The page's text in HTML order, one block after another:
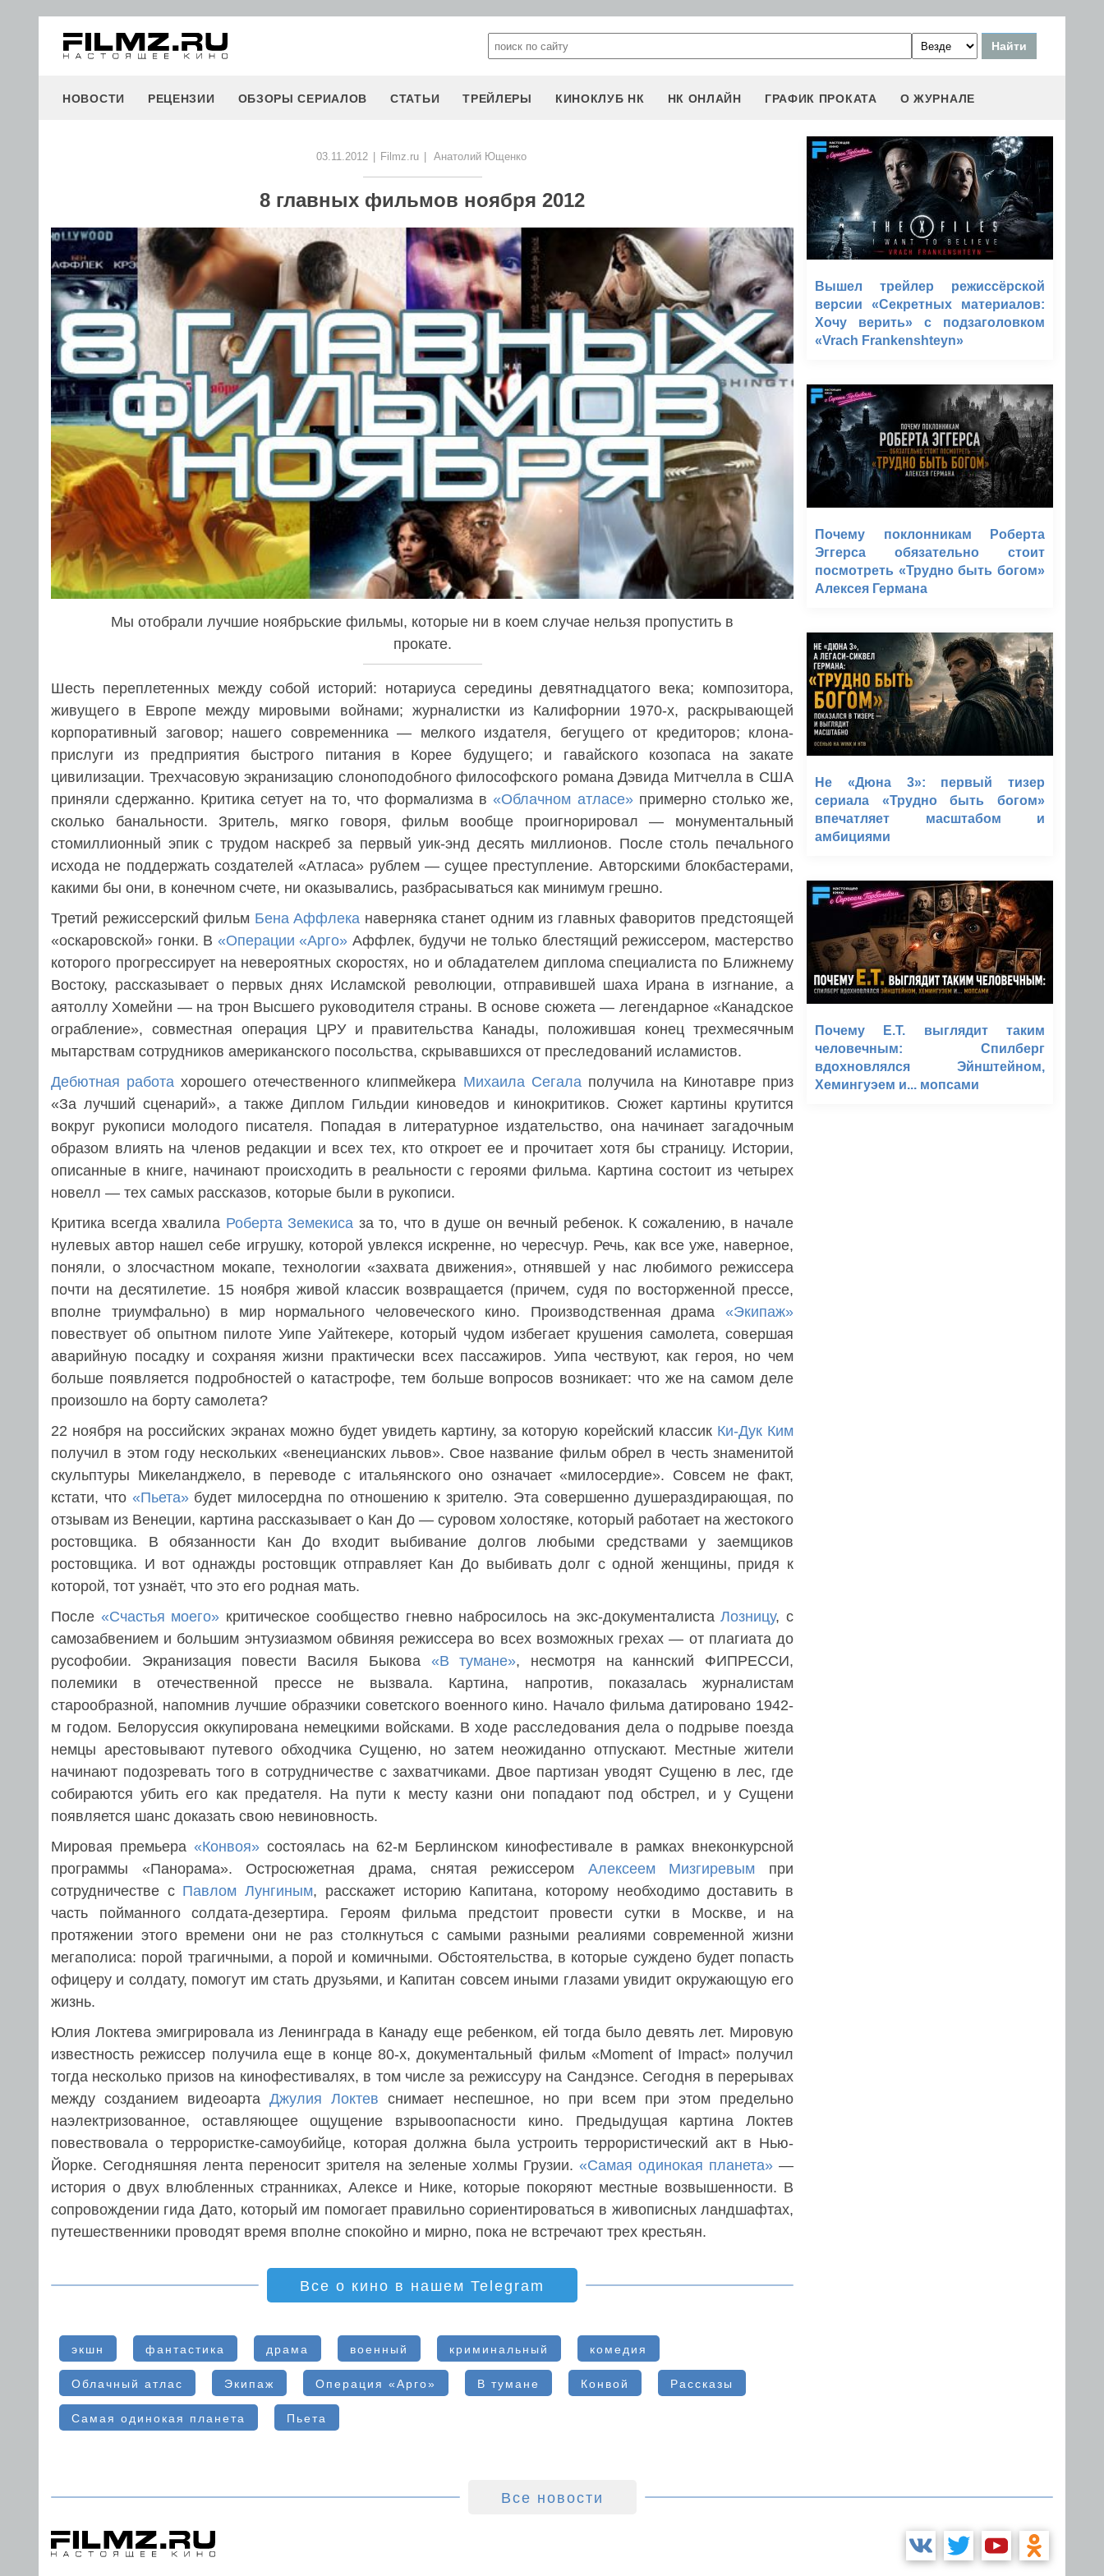
НОВОСТИ РЕЦЕНЗИИ ОБЗОРЫ СЕРИАЛОВ СТАТЬИ ТРЕЙЛЕРЫ КИНОКЛУБ НК НК ОНЛАЙН ГРАФИК ПРОКАТА О ЖУРНАЛЕ
03.11.2012 Filmz.ru Анатолий Ющенко
8 главных фильмов ноября 2012
Мы отобрали лучшие ноябрьские фильмы, которые ни в коем случае нельзя пропустить в
прокате.
Шесть переплетенных между собой историй: нотариуса середины девятнадцатого века; композитора,
живущего в Европе между мировыми войнами; журналистки из Калифорнии 1970-х, раскрывающей
корпоративный заговор; нашего современника — мелкого издателя, бегущего от кредиторов; клона-
прислуги из предприятия быстрого питания в Корее будущего; и гавайского козопаса на закате
цивилизации. Трехчасовую экранизацию слоноподобного философского романа Дэвида Митчелла в США
приняли сдержанно. Критика сетует на то, что формализма в«Облачном атласе»примерно столько же,
сколько банальности. Зритель, мягко говоря, фильм вообще проигнорировал — монументальный
стомиллионный эпик с трудом наскреб за первый уик-энд десять миллионов. После столь печального
исхода не поддержать создателей «Атласа» рублем — сущее преступление. Авторскими блокбастерами,
какими бы они, в конечном счете, ни оказывались, разбрасываться как минимум грешно.
Третий режиссерский фильм Бена Аффлека наверняка станет одним из главных фаворитов предстоящей
«оскаровской» гонки. В «Операции «Арго» Аффлек, будучи не только блестящий режиссером, мастерство
которого прогрессирует на невероятных скоростях, но и обладателем диплома специалиста по Ближнему
Востоку, рассказывает о первых днях Исламской революции, отправившей шаха Ирана в изгнание, а
аятоллу Хомейни — на трон Высшего руководителя страны. В основе сюжета — легендарное «Канадское
ограбление», совместная операция ЦРУ и правительства Канады, положившая конец трехмесячным
мытарствам сотрудников американского посольства, скрывавшихся от преследований исламистов.
Дебютная работа хорошего отечественного клипмейкера Михаила Сегалаполучила на Кинотавре приз
«За лучший сценарий», а также Диплом Гильдии киноведов и кинокритиков. Сюжет картины крутится
вокруг рукописи молодого писателя. Попадая в литературное издательство, она начинает загадочным
образом влиять на членов редакции и всех тех, кто откроет ее и прочитает хотя бы страницу. Истории,
описанные в книге, начинают происходить в реальности с героями фильма. Картина состоит из четырех
новелл — тех самых рассказов, которые были в рукописи.
Критика всегда хвалила Роберта Земекиса за то, что в душе он вечный ребенок. К сожалению, в начале
нулевых автор нашел себе игрушку, которой увлекся искренне, но чересчур. Речь, как все уже, наверное,
поняли, о злосчастном мокапе, технологии «захвата движения», отнявшей у нас любимого режиссера
почти на десятилетие. 15 ноября живой классик возвращается (причем, судя по восторженной прессе,
вполне триумфально) в мир нормального человеческого кино. Производственная драма «Экипаж»
повествует об опытном пилоте Уипе Уайтекере, который чудом избегает крушения самолета, совершая
аварийную посадку и сохраняя жизни практически всех пассажиров. Уипа чествуют, как героя, но чем
больше появляется подробностей о катастрофе, тем больше вопросов возникает: что же на самом деле
произошло на борту самолета?
22 ноября на российских экранах можно будет увидеть картину, за которую корейский классик Ки-Дук Ким
получил в этом году нескольких «венецианских львов». Свое название фильм обрел в честь знаменитой
скульптуры Микеланджело, в переводе с итальянского оно означает «милосердие». Совсем не факт,
кстати, что «Пьета»будет милосердна по отношению к зрителю. Эта совершенно душераздирающая, по
отзывам из Венеции, картина рассказывает о Кан До — суровом холостяке, который работает на жестокого
ростовщика. В обязанности Кан До входит выбивание долгов любыми средствами у заемщиков
ростовщика. И вот однажды ростовщик отправляет Кан До выбивать долг с одной женщины, придя к
которой, тот узнаёт, что это его родная мать.
После «Счастья моего» критическое сообщество гневно набросилось на экс-документалистаЛозницу, с
самозабвением и большим энтузиазмом обвиняя режиссера во всех возможных грехах — от плагиата до
русофобии. Экранизация повести Василя Быкова «В тумане», несмотря на каннский ФИПРЕССИ,
полемики в отечественной прессе не вызвала. Картина, напротив, показалась журналистам
старообразной, напомнив лучшие образчики советского военного кино. Начало фильма датировано 1942-
м годом. Белоруссия оккупирована немецкими войсками. В ходе расследования дела о подрыве поезда
немцы арестовывают путевого обходчика Сущеню, но затем неожиданно отпускают. Местные жители
начинают подозревать того в сотрудничестве с захватчиками. Двое партизан уводят Сущеню в лес, где
собираются убить его как предателя. На пути к месту казни они попадают под обстрел, и у Сущени
появляется шанс доказать свою невиновность.
Мировая премьера «Конвоя» состоялась на 62-м Берлинском кинофестивале в рамках внеконкурсной
программы «Панорама». Остросюжетная драма, снятая режиссером Алексеем Мизгиревым при
сотрудничестве с Павлом Лунгиным, расскажет историю Капитана, которому необходимо доставить в
часть пойманного солдата-дезертира. Героям фильма предстоит провести сутки в Москве, и на
протяжении этого времени они не раз столкнуться с самыми разными реалиями современной жизни
мегаполиса: порой трагичными, а порой и комичными. Обстоятельства, в которые суждено будет попасть
офицеру и солдату, помогут им стать друзьями, и Капитан совсем иными глазами увидит окружающую его
жизнь.
Юлия Локтева эмигрировала из Ленинграда в Канаду еще ребенком, ей тогда было девять лет. Мировую
известность режиссер получила еще в конце 80-х, документальный фильм «Moment of Impact» получил
тогда несколько призов на кинофестивалях, в том числе за режиссуру на Сандэнсе. Сегодня в перерывах
между созданием видеоартаДжулия Локтев снимает неспешное, но при всем при этом предельно
наэлектризованное, оставляющее ощущение взрывоопасности кино. Предыдущая картина Локтев
повествовала о террористке-самоубийце, которая должна была устроить террористический акт в Нью-
Йорке. Сегодняшняя лента переносит зрителя на зеленые холмы Грузии. «Самая одинокая планета» —
история о двух влюбленных странниках, Алексе и Нике, которые покоряют местные возвышенности. В
сопровождении гида Дато, который им помогает правильно сориентироваться в живописных ландшафтах,
путешественники проводят время вполне спокойно и мирно, пока не встречают трех крестьян.
Все о кино в нашем Telegram
экшн фантастика драма военный криминальный комедия
Облачный атлас Экипаж Операция «Арго» В тумане Конвой Рассказы
Самая одинокая планета Пьета
Вышел трейлер режиссёрской
версии «Секретных материалов:
Хочу верить» с подзаголовком
«Vrach Frankenshteyn»
Почему поклонникам Роберта
Эггерса обязательно стоит
посмотреть «Трудно быть богом»
Алексея Германа
Не «Дюна 3»: первый тизер
сериала «Трудно быть богом»
впечатляет масштабом и
амбициями
Почему E.T. выглядит таким
человечным: Спилберг
вдохновлялся Эйнштейном,
Хемингуэем и... мопсами
Все новости